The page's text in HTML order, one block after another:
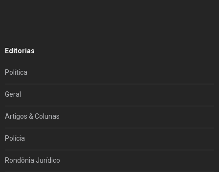
Editorias
Política
Geral
Artigos & Colunas
Polícia
Rondônia Jurídico